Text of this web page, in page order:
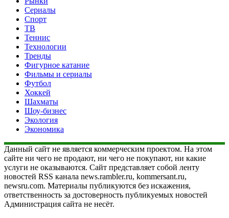
Сериалы
Спорт
ТВ
Теннис
Технологии
Тренды
Фигурное катание
Фильмы и сериалы
Футбол
Хоккей
Шахматы
Шоу-бизнес
Экология
Экономика
Данный сайт не является коммерческим проектом. На этом
сайте ни чего не продают, ни чего не покупают, ни какие
услуги не оказываются. Сайт представляет собой ленту
новостей RSS канала news.rambler.ru, kommersant.ru,
newsru.com. Материалы публикуются без искажения,
ответственность за достоверность публикуемых новостей
Администрация сайта не несёт.